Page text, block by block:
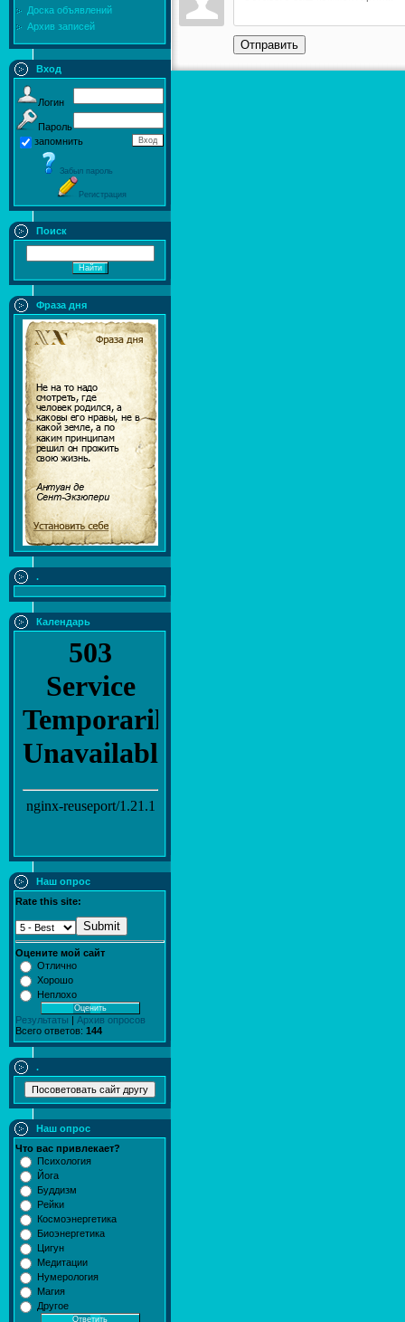
Доска объявлений
Архив записей
Вход
Логин
Пароль
запомнить
Забыл пароль
Регистрация
Поиск
Фраза дня
.
Календарь
Наш опрос
Rate this site:
Submit
Оцените мой сайт
Отлично
Хорошо
Неплохо
Результаты
Архив опросов
Всего ответов: 144
.
Наш опрос
Что вас привлекает?
Психология
Йога
Буддизм
Рейки
Космоэнергетика
Биоэнергетика
Цигун
Медитации
Нумерология
Магия
Другое
Отправить